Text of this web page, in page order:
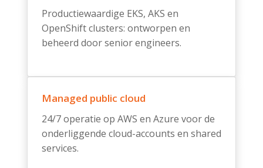
Productiewaardige EKS, AKS en
OpenShift clusters: ontworpen en
beheerd door senior engineers.
Managed public cloud
24/7 operatie op AWS en Azure voor de
onderliggende cloud-accounts en shared
services.